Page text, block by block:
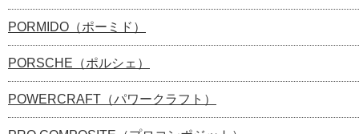
PORMIDO（ポーミド）
PORSCHE（ポルシェ）
POWERCRAFT（パワークラフト）